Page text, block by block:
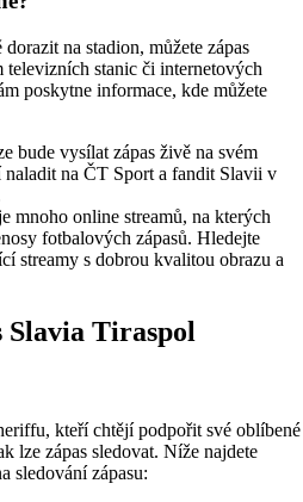
na stadion, můžete zápas
stanic či internetových
poskytne informace, kde můžete
bude vysílat zápas živě na svém
naladit na ČT Sport a fandit Slavii v
mnoho online streamů, na kterých
fotbalových zápasů. Hledejte
streamy s dobrou kvalitou obrazu a
Slavia Tiraspol
kteří chtějí podpořit své oblíbené
lze zápas sledovat. Níže najdete
sledování zápasu: